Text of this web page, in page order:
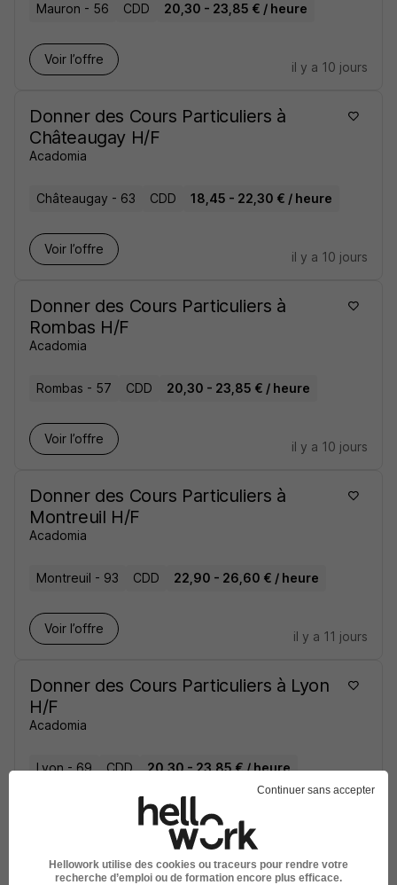
Mauron - 56 CDD 20,30 - 23,85 € / heure
Voir l’offre
il y a 10 jours
Donner des Cours Particuliers à
Châteaugay H/F
Acadomia
Châteaugay - 63 CDD 18,45 - 22,30 € / heure
Voir l’offre
il y a 10 jours
Donner des Cours Particuliers à
Rombas H/F
Acadomia
Rombas - 57 CDD 20,30 - 23,85 € / heure
Voir l’offre
il y a 10 jours
Donner des Cours Particuliers à
Montreuil H/F
Acadomia
Montreuil - 93 CDD 22,90 - 26,60 € / heure
Voir l’offre
il y a 11 jours
Donner des Cours Particuliers à Lyon
H/F
Acadomia
Lyon - 69 CDD 20,30 - 23,85 € / heure
Continuer sans accepter
Hellowork utilise des cookies ou traceurs pour rendre votre
recherche d’emploi ou de formation encore plus efficace.